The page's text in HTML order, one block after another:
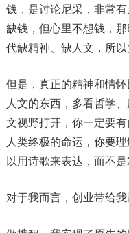
钱，是讨论尼采，非常
缺钱，但心里不想钱，
代缺精神、缺人文，所以
但是，真正的精神和情
人文的东西，多看哲学
文视野打开，你一定要
人类终极的命运，你要
以用诗歌来表达，而不是
对于我而言，创业带给